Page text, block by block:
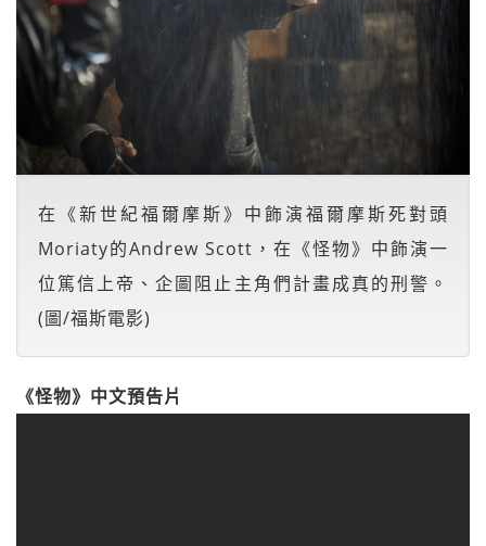
在《新世紀福爾摩斯》中飾演福爾摩斯死對頭
Moriaty的Andrew Scott，在《怪物》中飾演一
位篤信上帝、企圖阻止主角們計畫成真的刑警。
(圖/福斯電影)
《怪物》中文預告片